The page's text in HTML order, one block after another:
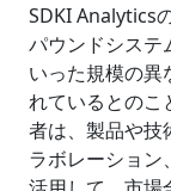
SDKI Analytics
パウンドシステ
いった規模の異
れているとのこ
者は、製品や技
ラボレーション